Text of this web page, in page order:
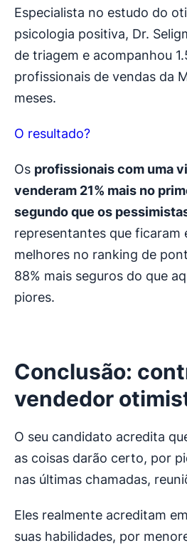
Especialista no estudo do
psicologia positiva, Dr.
de triagem e acompanhou
profissionais de vendas da
meses.
O resultado?
Os profissionais com uma
venderam 21% mais no
segundo que os
representantes que ficaram
melhores no ranking de
88% mais seguros do que
piores.
Conclusão:
vendedor
O seu candidato acredita
as coisas darão certo, por
nas últimas chamadas,
Eles realmente acreditam
suas habilidades, por